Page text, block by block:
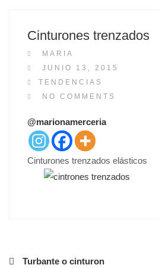
Cinturones trenzados
MARIA
P
O
S
E
D
O
N
JUNIO 13, 2015
TENDENCIAS
NO COMMENTS
@marionamerceria
Cinturones trenzados elásticos
Navegación
Turbante o cinturon